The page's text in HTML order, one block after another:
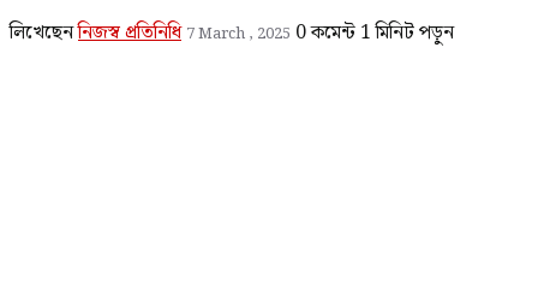
লিখেছেননিজস্ব প্রতিনিধি 7 March , 2025 0 কমেন্ট 1 মিনিট পড়ুন